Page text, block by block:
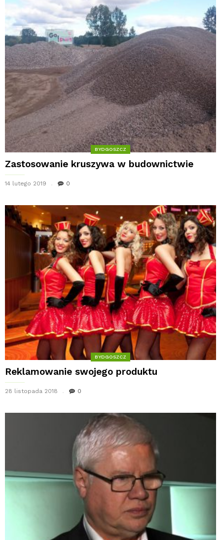
BYDGOSZCZ
Zastosowanie kruszywa w budownictwie
14 lutego 2019 0
BYDGOSZCZ
Reklamowanie swojego produktu
28 listopada 2018 0